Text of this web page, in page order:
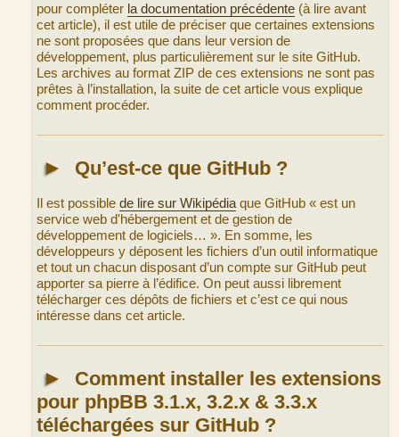
pour compléter la documentation précédente (à lire avant
cet article), il est utile de préciser que certaines extensions
ne sont proposées que dans leur version de
développement, plus particulièrement sur le site GitHub.
Les archives au format ZIP de ces extensions ne sont pas
prêtes à l’installation, la suite de cet article vous explique
comment procéder.
► Qu’est-ce que GitHub ?
Il est possible de lire sur Wikipédia que GitHub « est un
service web d'hébergement et de gestion de
développement de logiciels… ». En somme, les
développeurs y déposent les fichiers d’un outil informatique
et tout un chacun disposant d’un compte sur GitHub peut
apporter sa pierre à l’édifice. On peut aussi librement
télécharger ces dépôts de fichiers et c’est ce qui nous
intéresse dans cet article.
►
Comment installer les extensions
pour phpBB 3.1.x, 3.2.x & 3.3.x
téléchargées sur GitHub ?